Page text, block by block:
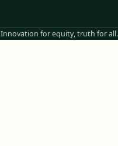
Innovation for equity, truth for all.